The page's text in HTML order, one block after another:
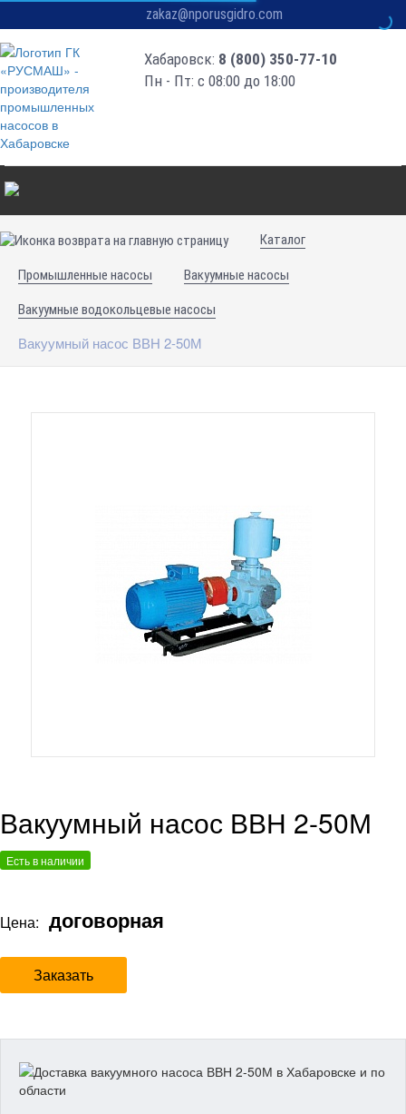
zakaz@nporusgidro.com
Хабаровск: 8 (800) 350-77-10
Пн - Пт: с 08:00 до 18:00
Каталог
Промышленные насосы Вакуумные насосы
Вакуумные водокольцевые насосы
Вакуумный насос ВВН 2-50М
Вакуумный насос ВВН 2-50М
Есть в наличии
Цена: договорная
Заказать